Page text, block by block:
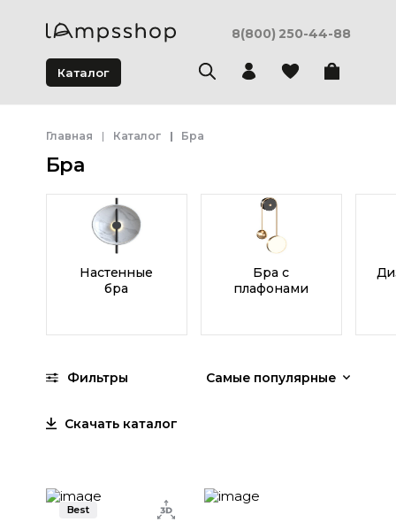
8(800) 250-44-88
Каталог
Главная Каталог Бра
Бра
Настенные
бра
Бра с
плафонами
Фильтры Самые популярные
Скачать каталог
Best